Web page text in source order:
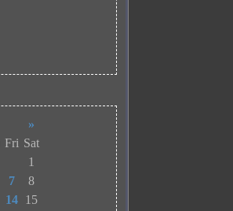
»
Fri Sat
1
7
8
14 15